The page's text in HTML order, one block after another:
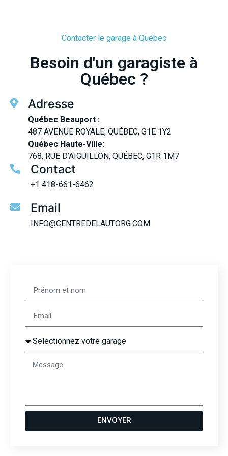
ENVOYER
Contacter le garage à Québec
Besoin d'un garagiste à
Québec ?
Adresse
Québec Beauport :
487 AVENUE ROYALE, QUÉBEC, G1E 1Y2
Québec Haute-Ville:
768, RUE D’AIGUILLON, QUÉBEC, G1R 1M7
Contact
+1 418-661-6462
Email
INFO@CENTREDELAUTORG.COM